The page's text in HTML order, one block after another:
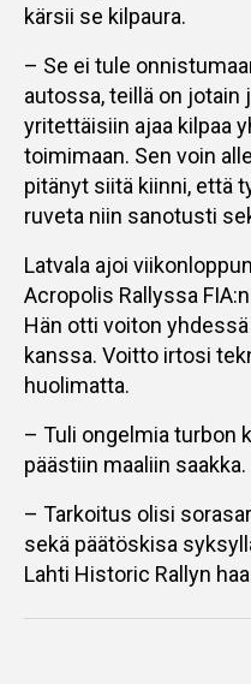
kärsii se kilpaura.
– Se ei tule
autossa, teillä on jotain
yritettäisiin ajaa kilpaa
toimimaan. Sen voin
pitänyt siitä kiinni, että
ruveta niin sanotusti
Latvala ajoi
Acropolis Rallyssa
Hän otti voiton
kanssa. Voitto irtosi
huolimatta.
– Tuli ongelmia turbon
päästiin maaliin saakka.
– Tarkoitus olisi
sekä päätöskisa
Lahti Historic Rallyn